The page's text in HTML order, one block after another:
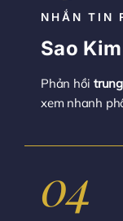
NHẮN TIN
Sao
Phản hồi
xem nhanh
04